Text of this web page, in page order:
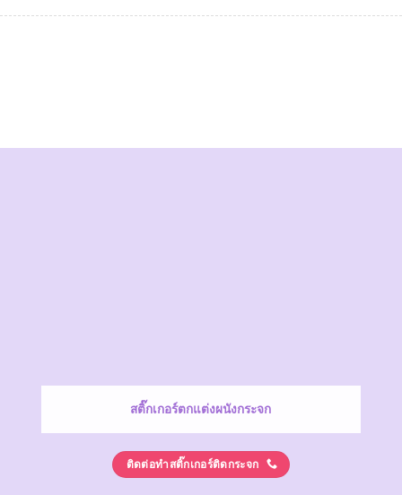
สติ๊กเกอร์ตกแต่งผนังกระจก
ติดต่อทำสติ๊กเกอร์ติดกระจก